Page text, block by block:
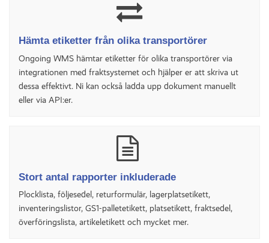
Hämta etiketter från olika transportörer
Ongoing WMS hämtar etiketter för olika transportörer via
integrationen med fraktsystemet och hjälper er att skriva ut
dessa effektivt. Ni kan också ladda upp dokument manuellt
eller via API:er.
Stort antal rapporter inkluderade
Plocklista, följesedel, returformulär, lagerplatsetikett,
inventeringslistor, GS1-palletetikett, platsetikett, fraktsedel,
överföringslista, artikeletikett och mycket mer.